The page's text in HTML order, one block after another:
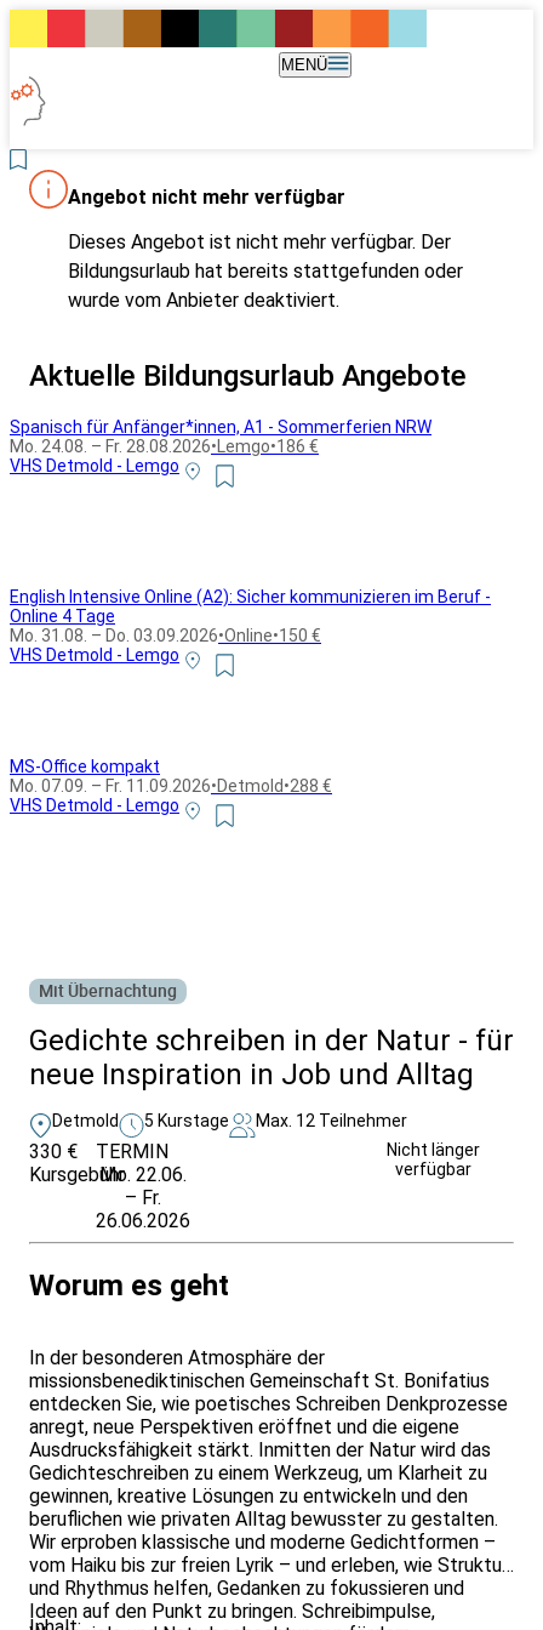
MENÜ
Angebot nicht mehr verfügbar
Dieses Angebot ist nicht mehr verfügbar. Der
Bildungsurlaub hat bereits stattgefunden oder
wurde vom Anbieter deaktiviert.
Aktuelle Bildungsurlaub Angebote
Spanisch für Anfänger*innen, A1 - Sommerferien NRW
Mo. 24.08. – Fr. 28.08.2026•Lemgo•186 €
VHS Detmold - Lemgo
English Intensive Online (A2): Sicher kommunizieren im Beruf -
Online 4 Tage
Mo. 31.08. – Do. 03.09.2026•Online•150 €
VHS Detmold - Lemgo
MS-Office kompakt
Mo. 07.09. – Fr. 11.09.2026•Detmold•288 €
VHS Detmold - Lemgo
Mit Übernachtung
Gedichte schreiben in der Natur - für
neue Inspiration in Job und Alltag
Detmold 5 Kurstage Max. 12 Teilnehmer
330 €
Kursgebühr
TERMIN
Mo. 22.06.
– Fr.
26.06.2026
Nicht länger
verfügbar
Worum es geht
In der besonderen Atmosphäre der
missionsbenediktinischen Gemeinschaft St. Bonifatius
entdecken Sie, wie poetisches Schreiben Denkprozesse
anregt, neue Perspektiven eröffnet und die eigene
Ausdrucksfähigkeit stärkt. Inmitten der Natur wird das
Gedichteschreiben zu einem Werkzeug, um Klarheit zu
gewinnen, kreative Lösungen zu entwickeln und den
beruflichen wie privaten Alltag bewusster zu gestalten.
Wir erproben klassische und moderne Gedichtformen –
vom Haiku bis zur freien Lyrik – und erleben, wie Struktur
und Rhythmus helfen, Gedanken zu fokussieren und
Ideen auf den Punkt zu bringen. Schreibimpulse,